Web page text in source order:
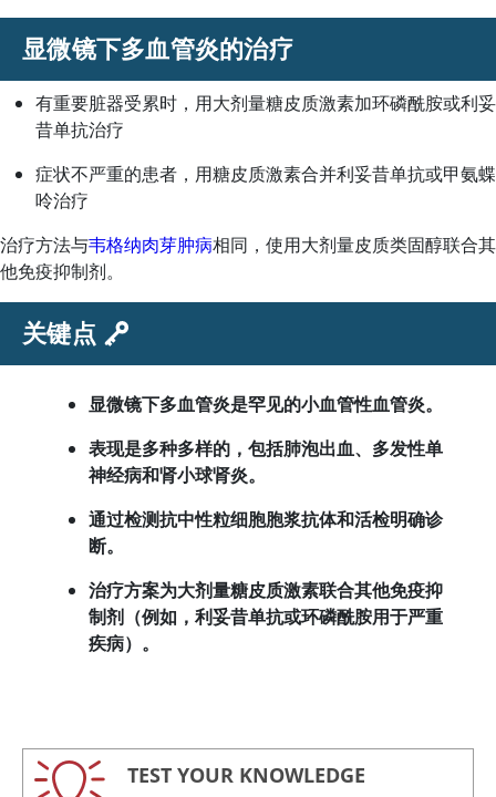
显微镜下多血管炎的治疗
有重要脏器受累时，用大剂量糖皮质激素加环磷酰胺或利妥
昔单抗治疗
症状不严重的患者，用糖皮质激素合并利妥昔单抗或甲氨蝶
呤治疗
治疗方法与韦格纳肉芽肿病相同，使用大剂量皮质类固醇联合其
他免疫抑制剂。
关键点
显微镜下多血管炎是罕见的小血管性血管炎。
表现是多种多样的，包括肺泡出血、多发性单
神经病和肾小球肾炎。
通过检测抗中性粒细胞胞浆抗体和活检明确诊
断。
治疗方案为大剂量糖皮质激素联合其他免疫抑
制剂（例如，利妥昔单抗或环磷酰胺用于严重
疾病）。
TEST YOUR KNOWLEDGE